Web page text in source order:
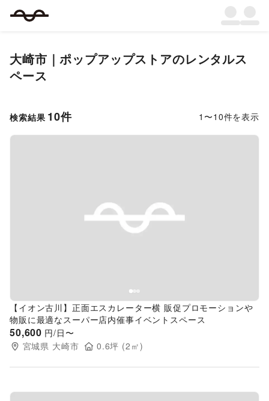
大崎市 ｜ポップアップストアのレンタルス
ペース
検索結果 10件 1 〜10件を表示
Previous slide
【イオン古川】正面エスカレーター横 販促プロモーションや
物販に最適なスーパー店内催事イベントスペース
50,600 円/日〜
宮城県 大崎市 0.6坪 (2 ㎡)